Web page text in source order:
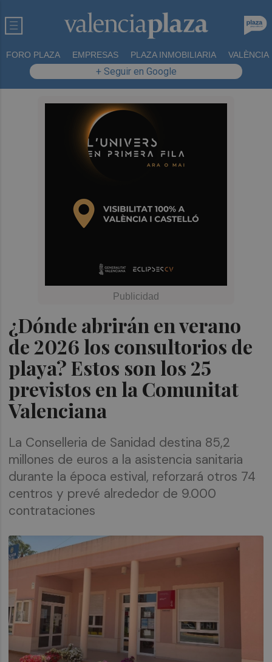
FORO PLAZA EMPRESAS PLAZA INMOBILIARIA VALÈNCIA
+ Seguir en Google
¿Dónde abrirán en verano
de 2026 los consultorios de
playa? Estos son los 25
previstos en la Comunitat
Valenciana
La Conselleria de Sanidad destina 85,2
millones de euros a la asistencia sanitaria
durante la época estival, reforzará otros 74
centros y prevé alrededor de 9.000
contrataciones